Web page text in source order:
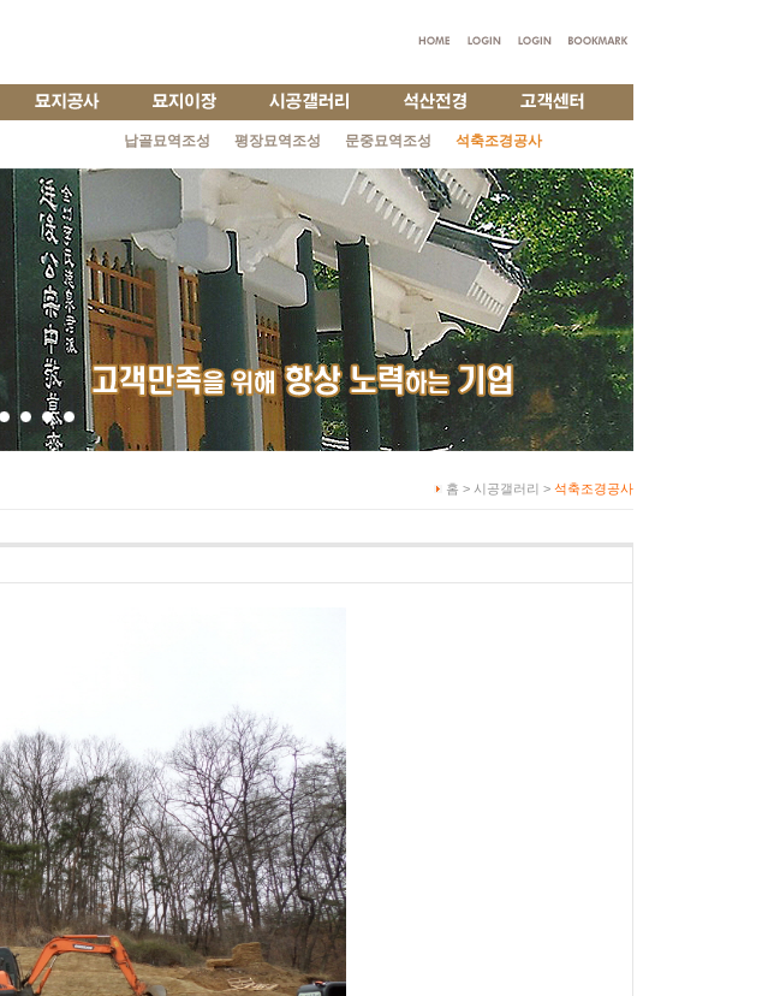
납골묘역조성 평장묘역조성 문중묘역조성 석축조경공사
홈 > 시공갤러리 > 석축조경공사